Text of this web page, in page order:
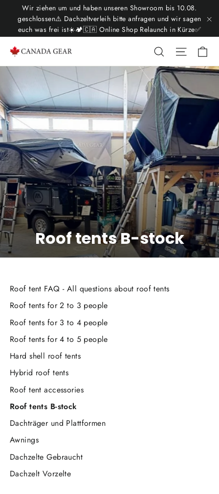
content
Wir ziehen um und haben unseren Showroom bis 10.08.
geschlossen⚠️ Dachzeltverleih bitte anfragen und wir sagen
euch was frei ist☀️🏕️🇨🇦 Online Shop Relaunch in Kürze✅
Search Site
Roof tents B-stock
Roof tent FAQ - All questions about roof tents
Roof tents for 2 to 3 people
Roof tents for 3 to 4 people
Roof tents for 4 to 5 people
Hard shell roof tents
Hybrid roof tents
Roof tent accessories
Roof tents B-stock
Dachträger und Plattformen
Awnings
Dachzelte Gebraucht
Dachzelt Vorzelte